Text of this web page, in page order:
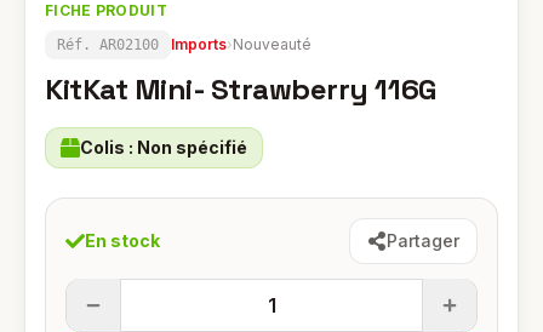
FICHE PRODUIT
Réf. AR02100 Imports›Nouveauté
KitKat Mini- Strawberry 116G
Colis : Non spécifié
En stock Partager
1